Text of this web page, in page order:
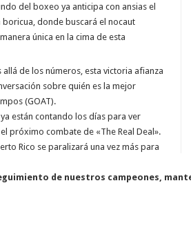
del boxeo ya anticipa con ansias el
donde buscará el nocaut
única en la cima de esta
allá de los números, esta victoria afianza
sobre quién es la mejor
(GOAT).
están contando los días para ver
próximo combate de «The Real Deal».
Rico se paralizará una vez más para
de nuestros campeones,